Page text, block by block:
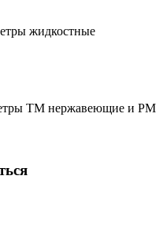
жидкостные
ТМ нержавеющие и РМ